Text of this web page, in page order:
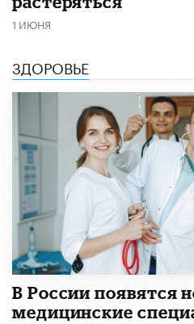
1 ИЮНЯ
ЗДОРОВЬЕ
В России появятся
медицинские